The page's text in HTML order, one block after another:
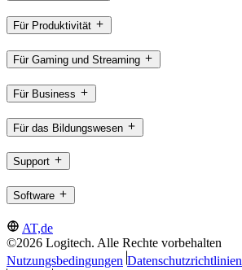
Für Produktivität
Für Gaming und Streaming
Für Business
Für das Bildungswesen
Support
Software
AT,de
©2026 Logitech. Alle Rechte vorbehalten
Nutzungsbedingungen Datenschutzrichtlinien